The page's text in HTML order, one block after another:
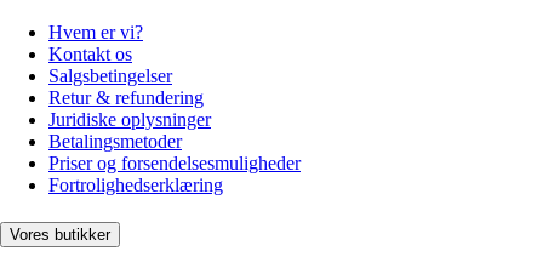
Hvem er vi?
Kontakt os
Salgsbetingelser
Retur & refundering
Juridiske oplysninger
Betalingsmetoder
Priser og forsendelsesmuligheder
Fortrolighedserklæring
Vores butikker